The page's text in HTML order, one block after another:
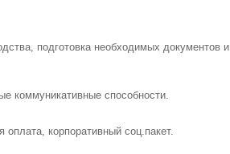
подготовка необходимых документов и
коммуникативные способности.
корпоративный соц.пакет.